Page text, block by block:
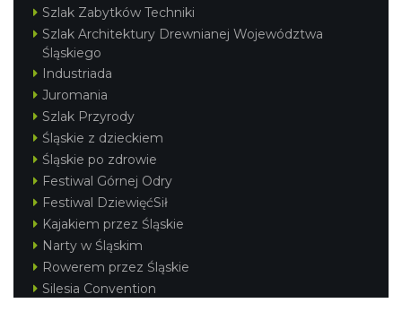
Szlak Zabytków Techniki
Szlak Architektury Drewnianej Województwa
Śląskiego
Industriada
Juromania
Szlak Przyrody
Śląskie z dzieckiem
Śląskie po zdrowie
Festiwal Górnej Odry
Festiwal DziewięćSił
Kajakiem przez Śląskie
Narty w Śląskim
Rowerem przez Śląskie
Silesia Convention